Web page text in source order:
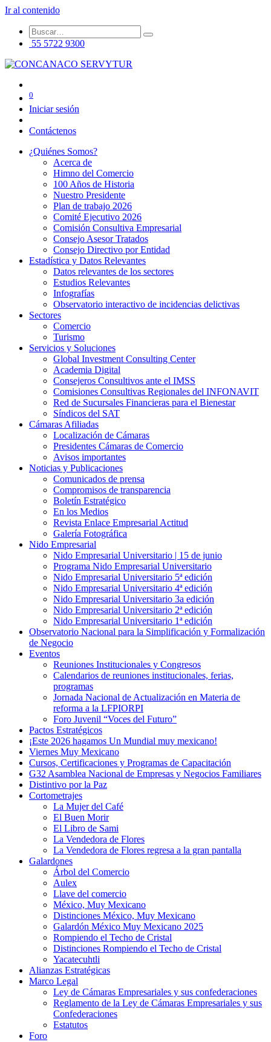
Ir al contenido
55 5722 9300
0
Iniciar sesión
Contáctenos
¿Quiénes Somos?
Acerca de
Himno del Comercio
100 Años de Historia
Nuestro Presidente
Plan de trabajo 2026
Comité Ejecutivo 2026
Comisión Consultiva Empresarial
Consejo Asesor Tratados
Consejo Directivo por Entidad
Estadística y Datos Relevantes
Datos relevantes de los sectores
Estudios Relevantes
Infografías
Observatorio interactivo de incidencias delictivas
Sectores
Comercio
Turismo
Servicios y Soluciones
Global Investment Consulting Center
Academia Digital
Consejeros Consultivos ante el IMSS
Comisiones Consultivas Regionales del INFONAVIT
Red de Sucursales Financieras para el Bienestar
Síndicos del SAT
Cámaras Afiliadas
Localización de Cámaras
Presidentes Cámaras de Comercio
Avisos importantes
Noticias y Publicaciones
Comunicados de prensa
Compromisos de transparencia
Boletín Estratégico
En los Medios
Revista Enlace Empresarial Actitud
Galería Fotográfica
Nido Empresarial
Nido Empresarial Universitario | 15 de junio
Programa Nido Empresarial Universitario
Nido Empresarial Universitario 5ª edición
Nido Empresarial Universitario 4ª edición
Nido Empresarial Universitario 3a edición
Nido Empresarial Universitario 2ª edición
Nido Empresarial Universitario 1ª edición
Observatorio Nacional para la Simplificación y Formalización
de Negocio
Eventos
Reuniones Institucionales y Congresos
Calendarios de reuniones institucionales, ferias,
programas
Jornada Nacional de Actualización en Materia de
reforma a la LFPIORPI
Foro Juvenil “Voces del Futuro”
Pactos Estratégicos
¡Este 2026 hagamos Un Mundial muy mexicano!
Viernes Muy Mexicano
Cursos, Certificaciones y Programas de Capacitación
G32 Asamblea Nacional de Empresas y Negocios Familiares
Distintivo por la Paz
Cortometrajes
La Mujer del Café
El Buen Morir
El Libro de Sami
La Vendedora de Flores
La Vendedora de Flores regresa a la gran pantalla
Galardones
Árbol del Comercio
Aulex
Llave del comercio
México, Muy Mexicano
Distinciones México, Muy Mexicano
Galardón México Muy Mexicano 2025
Rompiendo el Techo de Cristal
Distinciones Rompiendo el Techo de Cristal
Yacatecuhtli
Alianzas Estratégicas
Marco Legal
Ley de Cámaras Empresariales y sus confederaciones
Reglamento de la Ley de Cámaras Empresariales y sus
Confederaciones
Estatutos
Foro